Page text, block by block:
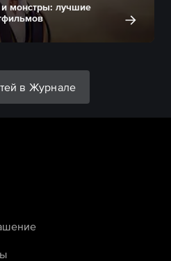
монстры: лучшие
в Журнале